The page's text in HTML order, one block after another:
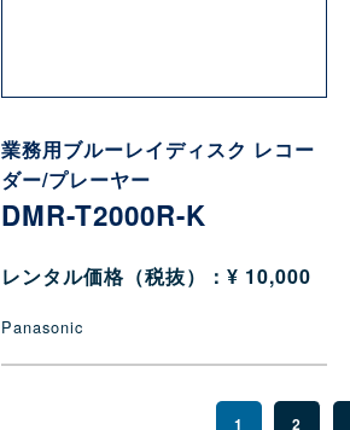
業務用ブルーレイディスク レコー
ダー/プレーヤー
DMR-T2000R-K
レンタル価格（税抜）：¥ 10,000
Panasonic
1 2